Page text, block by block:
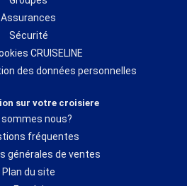
Assurances
Sécurité
CRUISELINE
des données personnelles
sur votre croisiere
sommes nous?
fréquentes
générales de ventes
Plan du site